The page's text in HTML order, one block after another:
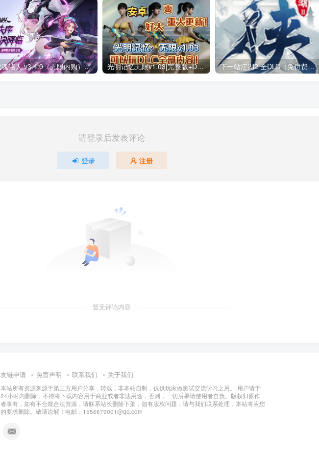
战魂铭人 v3.4.0（无限内购）Steam移植 仙宫失序，裁决降临两名新英雄，来自仙宫城！道具羁绊系统上线！ 光明记忆无限v1.03[完整版+DLC+mod版]Steam移植 下一站江湖2 全DLC（免付费解锁完整版）Steam移植
请登录后发表评论
登录 注册
暂无评论内容
友链申请 免责声明 联系我们 关于我们
本站所有资源来源于第三方用户分享，转载，非本站自制，仅供玩家做测试交流学习之用。 用户请于
24小时内删除，不得将下载内容用于商业或者非法用途，否则，一切后果请使用者自负。版权归原作
者享有，如有不合规合法资源，请联系站长删除下架，如有版权问题，请与我们联系处理，本站将应您
的要求删除。敬请谅解！电邮：1556679001@qq.com